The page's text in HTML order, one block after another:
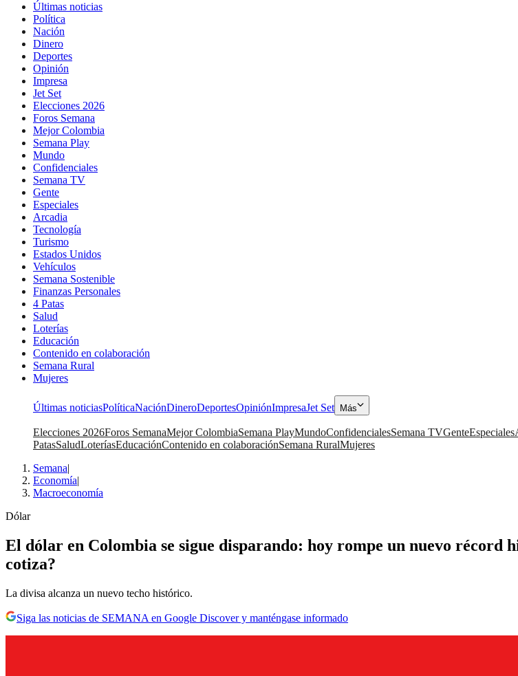
Últimas noticias
Política
Nación
Dinero
Deportes
Opinión
Impresa
Jet Set
Elecciones 2026
Foros Semana
Mejor Colombia
Semana Play
Mundo
Confidenciales
Semana TV
Gente
Especiales
Arcadia
Tecnología
Turismo
Estados Unidos
Vehículos
Semana Sostenible
Finanzas Personales
4 Patas
Salud
Loterías
Educación
Contenido en colaboración
Semana Rural
Mujeres
Últimas noticiasPolíticaNaciónDineroDeportesOpiniónImpresaJet Set Más
Elecciones 2026Foros SemanaMejor ColombiaSemana PlayMundoConfidencialesSemana TVGenteEspeciales
PatasSaludLoteríasEducaciónContenido en colaboraciónSemana RuralMujeres
Semana|
Economía|
Macroeconomía
Dólar
El dólar en Colombia se sigue disparando: hoy rompe un nuevo récord
cotiza?
La divisa alcanza un nuevo techo histórico.
Siga las noticias de SEMANA en Google Discover y manténgase informado